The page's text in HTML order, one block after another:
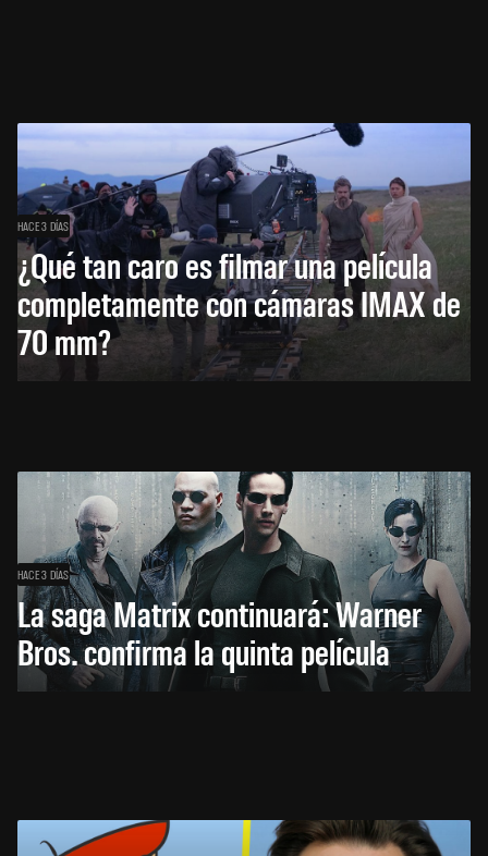
HACE 3 DÍAS
¿Qué tan caro es filmar una película
completamente con cámaras IMAX de
70 mm?
HACE 3 DÍAS
La saga Matrix continuará: Warner
Bros. confirma la quinta película